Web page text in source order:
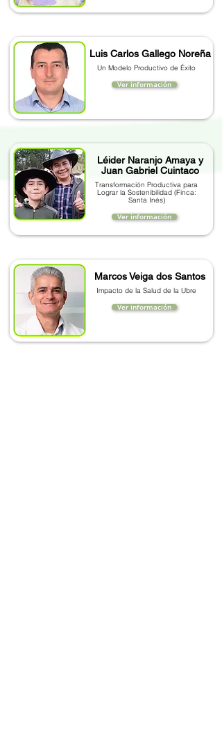
Luis Carlos Gallego Noreña
Un Modelo Productivo de Éxito
Ver información
Léider Naranjo Amaya y
Juan Gabriel Cuintaco
Transformación Productiva para
Lograr la Sostenibilidad (Finca:
Santa Inés)
Ver información
Marcos Veiga dos Santos
Impacto de la Salud de la Ubre
Ver información